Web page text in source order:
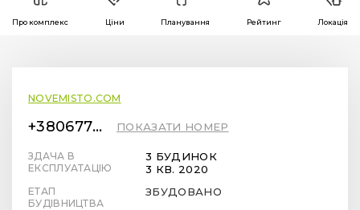
Про комплекс Ціни Планування Рейтинг Локація
NOVEMISTO.COM
+380677369711 ПОКАЗАТИ НОМЕР
ЗДАЧА В
ЕКСПЛУАТАЦІЮ
3 БУДИНОК
3 КВ. 2020
ЕТАП
БУДІВНИЦТВА
ЗБУДОВАНО